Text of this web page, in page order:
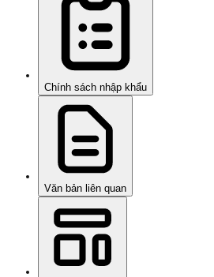
Chính sách nhập khẩu
Văn bản liên quan